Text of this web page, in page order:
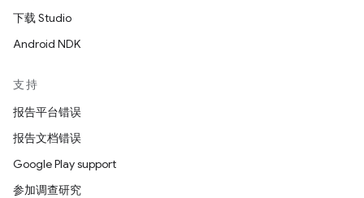
下载 Studio
Android NDK
支持
报告平台错误
报告文档错误
Google Play support
参加调查研究